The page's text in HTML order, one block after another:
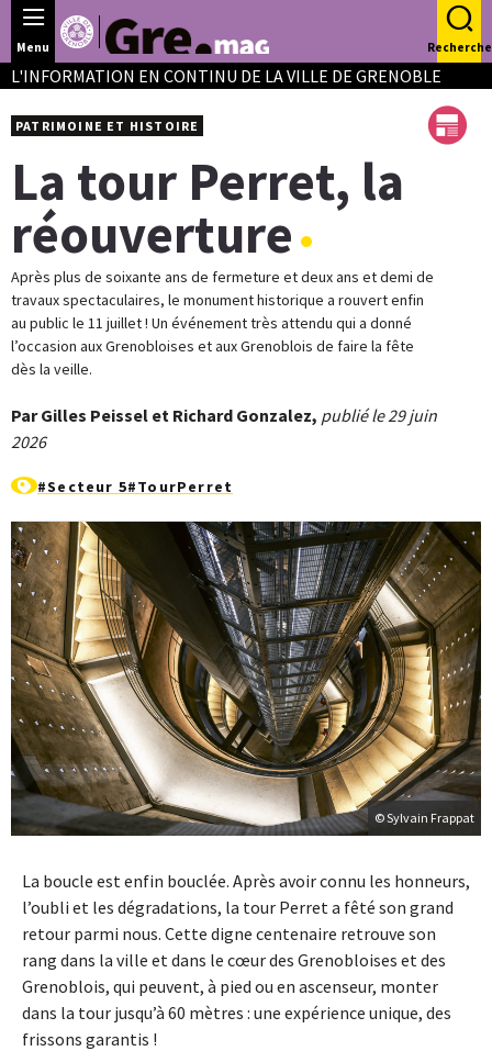
Panneau de gestion des cookies
Menu Recherche
L'INFORMATION EN CONTINU DE LA VILLE DE GRENOBLE
© Sylvain Frappat
La tour Perret, la
réouverture
Après plus de soixante ans de fermeture et deux ans et demi de
travaux spectaculaires, le monument historique a rouvert enfin
au public le 11 juillet ! Un événement très attendu qui a donné
l’occasion aux Grenobloises et aux Grenoblois de faire la fête
dès la veille.
PATRIMOINE ET HISTOIRE
Par Gilles Peissel et Richard Gonzalez, publié le 29 juin
2026
#Secteur 5#TourPerret
La boucle est enfin bouclée. Après avoir connu les honneurs,
l’oubli et les dégradations, la tour Perret a fêté son grand
retour parmi nous. Cette digne centenaire retrouve son
rang dans la ville et dans le cœur des Grenobloises et des
Grenoblois, qui peuvent, à pied ou en ascenseur, monter
dans la tour jusqu’à 60 mètres : une expérience unique, des
frissons garantis !